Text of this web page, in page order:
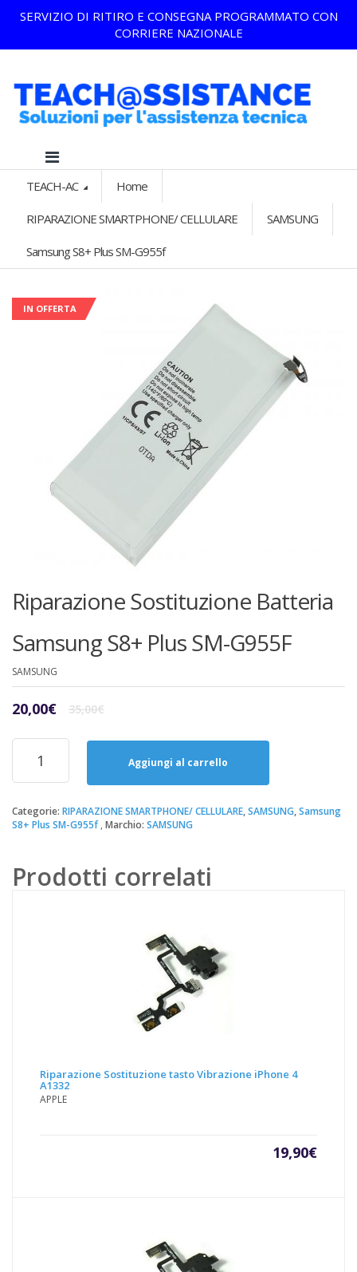
SERVIZIO DI RITIRO E CONSEGNA PROGRAMMATO CON
CORRIERE NAZIONALE
TEACH-AC Home
RIPARAZIONE SMARTPHONE/ CELLULARE SAMSUNG
Samsung S8+ Plus SM-G955f
IN OFFERTA
Riparazione Sostituzione Batteria
Samsung S8+ Plus SM-G955F
SAMSUNG
35,00€Il
originale
35,00€.
20,00€
Il
attuale
20,00€.
Riparazione
Sostituzione
Batteria
S8+
Plus
quantità
Aggiungi al carrello
Categorie: RIPARAZIONE SMARTPHONE/ CELLULARE,SAMSUNG,Samsung
S8+ Plus SM-G955f Marchio: SAMSUNG
Prodotti correlati
Riparazione Sostituzione tasto Vibrazione iPhone 4
A1332
APPLE
19,90€